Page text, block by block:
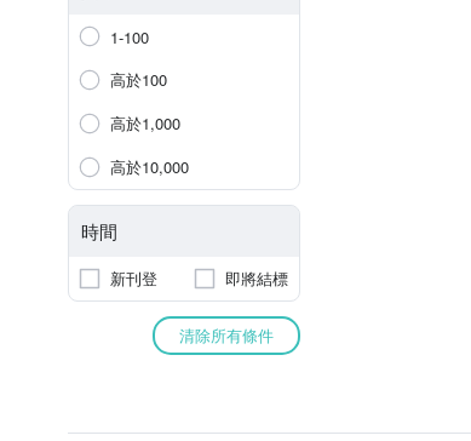
1-100
高於100
高於1,000
高於10,000
時間
新刊登 即將結標
清除所有條件